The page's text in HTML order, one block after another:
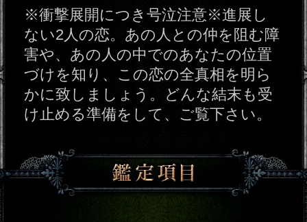
放しなさい。あなたが選ぶべき
もの、捨てるべきものを、私が
全てお教えします。
＜比令数＞時の経過と共に増し
ゆくあなただけの魅力と才
われしあなたの難と瑕(きず)
今読みの演算により弾き出され
しあなたを取り巻く現状